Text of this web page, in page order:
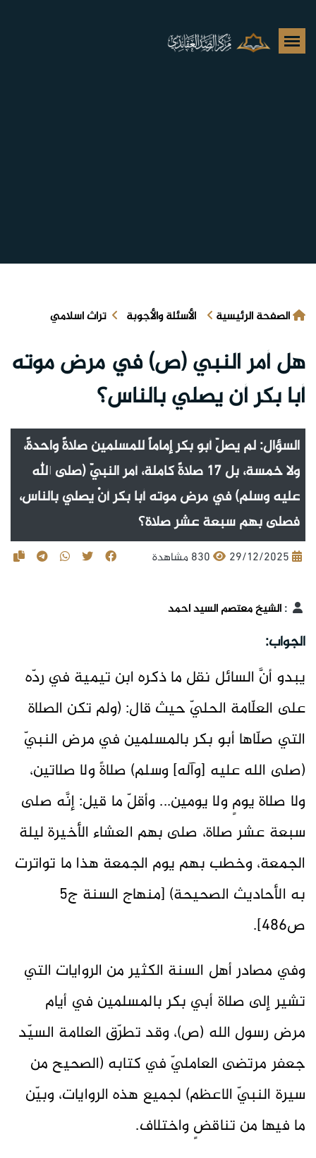
الصفحة الرئيسية الأسئلة والأجوبة تراث اسلامي
هل أمر النبي (ص) في مرض موته
أبا بكر أن يصلي بالناس؟
السؤال: لم يصلّ أبو بكر إماماً للمسلمين صلاةً واحدةً،
ولا خمسة، بل ١٧ صلاةً كاملة، أمر النبيّ (صلى الله
عليه وسلم) في مرض موته أبا بكر أنْ يصلي بالناس،
فصلى بهم سبعة عشر صلاة؟
29/12/2025 830 مشاهدة
:الشيخ معتصم السيد احمد
الجواب:
يبدو أنَّ السائل نقل ما ذكره ابن تيمية في ردّه
على العلّامة الحليّ حيث قال: (ولم تكن الصلاة
التي صلّاها أبو بكر بالمسلمين في مرض النبيّ
(صلى الله عليه [وآله] وسلم) صلاةً ولا صلاتين،
ولا صلاة يومٍ ولا يومين... وأقلّ ما قيل: إنَّه صلى
سبعة عشر صلاة، صلى بهم العشاء الأخيرة ليلة
الجمعة، وخطب بهم يوم الجمعة هذا ما تواترت
به الأحاديث الصحيحة) [منهاج السنة ج5
ص486].
وفي مصادر أهل السنة الكثير من الروايات التي
تشير إلى صلاة أبي بكر بالمسلمين في أيام
مرض رسول الله (ص)، وقد تطرّق العلامة السيّد
جعفر مرتضى العامليّ في كتابه (الصحيح من
سيرة النبيّ الاعظم) لجميع هذه الروايات، وبيّن
ما فيها من تناقضٍ واختلاف.